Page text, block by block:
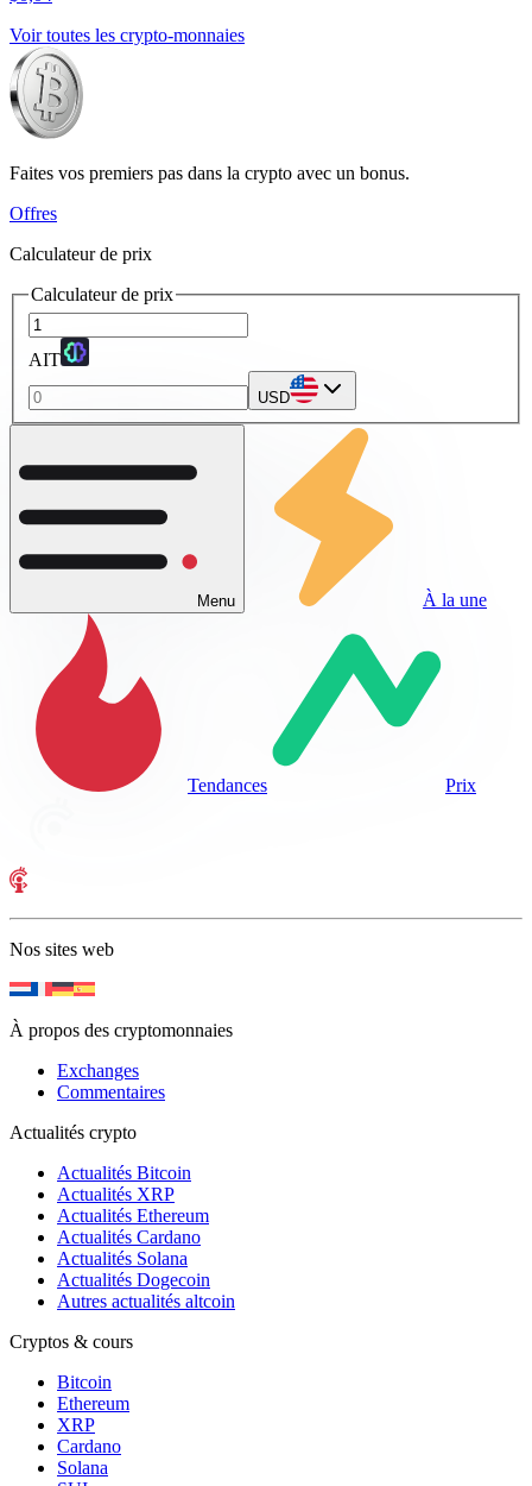
Voir toutes les crypto-monnaies
Faites vos premiers pas dans la crypto avec un bonus.
Offres
Calculateur de prix
Calculateur de prix
AIT
USD
Menu À la une
Tendances Prix
Nos sites web
À propos des cryptomonnaies
Exchanges
Commentaires
Actualités crypto
Actualités Bitcoin
Actualités XRP
Actualités Ethereum
Actualités Cardano
Actualités Solana
Actualités Dogecoin
Autres actualités altcoin
Cryptos & cours
Bitcoin
Ethereum
XRP
Cardano
Solana